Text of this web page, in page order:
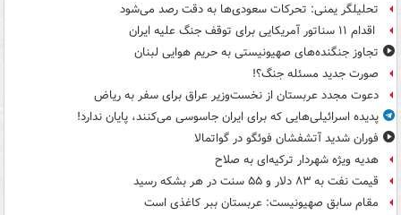
تحلیلگر یمنی: تحرکات سعودی‌ها به دقت رصد می‌شود
اقدام ۱۱ سناتور آمریکایی برای توقف جنگ علیه ایران
تجاوز جنگنده‌های صهیونیستی به حریم هوایی لبنان
صورت جدید مسئله جنگ؟!
دعوت مجدد عربستان از نخست‌وزیر عراق برای سفر به ریاض
پدیده اسرائیلی‌هایی که برای ایران جاسوسی می‌کنند، پایان ندارد!
فوران شدید آتشفشان فوئگو در گواتمالا
هدیه ویژه شهردار ترکیه‌ای به صلاح
قیمت نفت به ۸۳ دلار و ۵۵ سنت در هر بشکه رسید
مقام سابق صهیونیست: عربستان ببر کاغذی است